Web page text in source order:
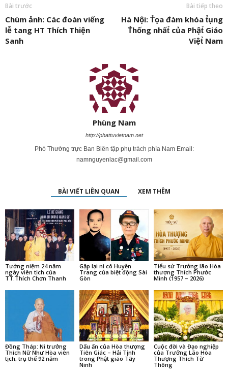
Bài trước
Chùm ảnh: Các đoàn viếng
lễ tang HT Thích Thiện
Sanh
Bài tiếp theo
Hà Nội: T̉ọa đàm khóa t̉ụng
T̉hống nhất̉ của Phật̉ Giáo
Việt̉ Nam
Phùng Nam
http://phattuvietnam.net
Phó Thường trực Ban Biên tập phụ trách phía Nam Email:
namnguyenlac@gmail.com
BÀI VIẾT LIÊN QUAN XEM THÊM
Tưởng niệm 24 năm
ngày viên tịch của
TT.Thích Chơn Thanh
Gặp lại ni cô Huyền
Trang của biệt động Sài
Gòn
Tiểu sử Trưởng lão Hòa
thượng Thích Phước
Minh (1957 – 2026)
Đồng Tháp: Ni trưởng
Thích Nữ Như Hòa viên
tịch, trụ thế 92 năm
Dấu ấn của Hòa thượng
Tiên Giác – Hải Tịnh
trong Phật giáo Tây
Ninh
Cuộc đời và Đạo nghiệp
của Trưởng Lão Hòa
Thượng Thích Từ
Thông